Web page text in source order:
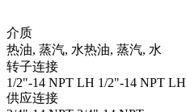
介质
热油, 蒸汽, 水热油, 蒸汽, 水
转子连接
1/2"-14 NPT LH 1/2"-14 NPT LH
供应连接